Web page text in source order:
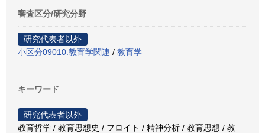
審査区分/研究分野
研究代表者以外
小区分09010:教育学関連 / 教育学
キーワード
研究代表者以外
教育哲学 / 教育思想史 / フロイト / 精神分析 / 教育思想 / 教